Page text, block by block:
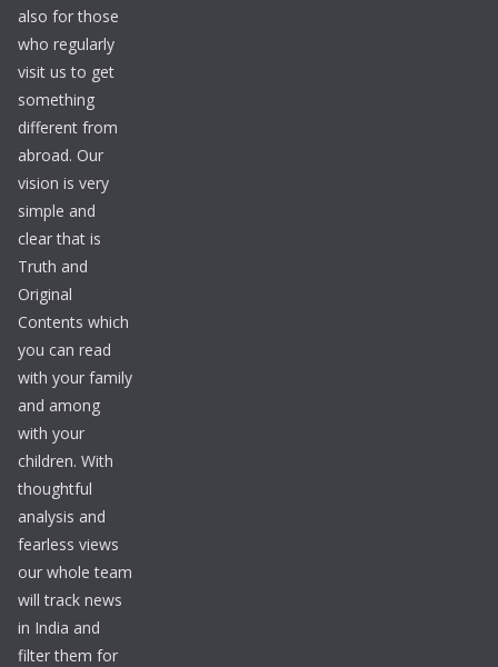
also for those
who regularly
visit us to get
something
different from
abroad. Our
vision is very
simple and
clear that is
Truth and
Original
Contents which
you can read
with your family
and among
with your
children. With
thoughtful
analysis and
fearless views
our whole team
will track news
in India and
filter them for